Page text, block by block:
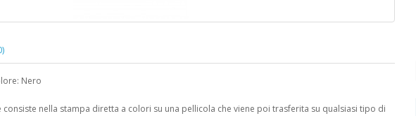
Nero
consiste nella stampa diretta a colori su una pellicola che viene poi trasferita su qualsiasi tipo di